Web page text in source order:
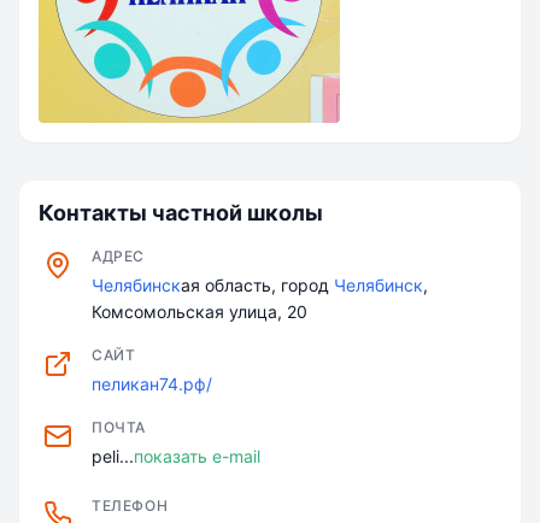
Контакты частной школы
АДРЕС
Челябинская область, город Челябинск,
Комсомольская улица, 20
САЙТ
пеликан74.рф/
ПОЧТА
peli...показать e-mail
ТЕЛЕФОН